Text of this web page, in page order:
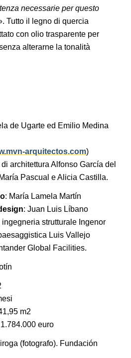
necessarie per questo
Tutto il legno di quercia
con olio trasparente per
alterarne la tonalità
de Ugarte ed Emilio Medina
arquitectos.com)
architettura Alfonso García del
Pascual e Alicia Castilla.
: María Lamela Martín
: Juan Luis Líbano
ingegneria strutturale Ingenor
Luis Vallejo
Global Facilities.
m2
1.784.000 euro
(fotografo). Fundación